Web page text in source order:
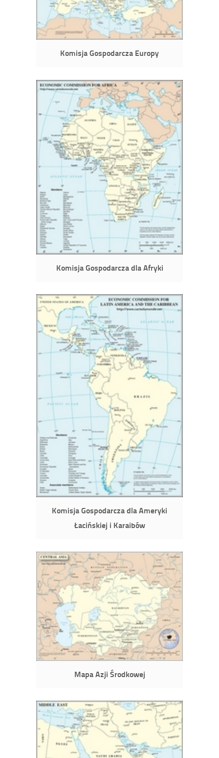
Komisja Gospodarcza Europy
Komisja Gospodarcza dla Afryki
Komisja Gospodarcza dla Ameryki
Łacińskiej i Karaibów
Mapa Azji Środkowej